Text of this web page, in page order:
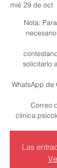
mié 29 de oct
Nota:
solicitarlo
WhatsApp de
Correo
Las